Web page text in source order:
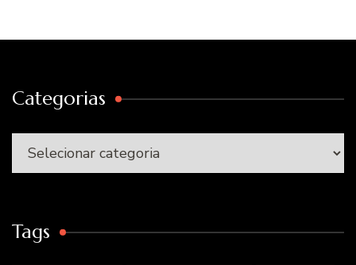
Categorias
Categorias
Tags